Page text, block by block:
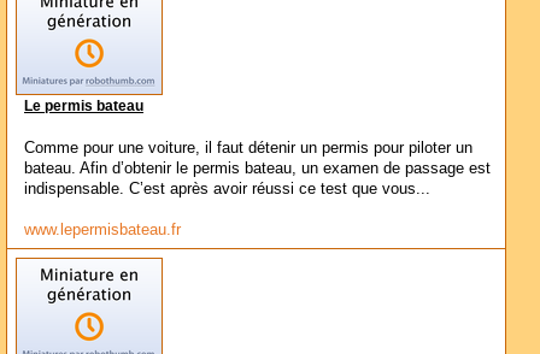
Le permis bateau
Comme pour une voiture, il faut détenir un permis pour piloter un
bateau. Afin d’obtenir le permis bateau, un examen de passage est
indispensable. C’est après avoir réussi ce test que vous...
www.lepermisbateau.fr